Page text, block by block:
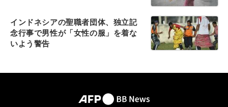
インドネシアの聖職者団体、独立記
念行事で男性が「女性の服」を着な
いよう警告